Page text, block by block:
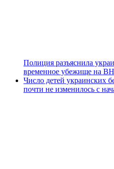
Полиция разъяснила
временное убежище на
Число детей украинских
почти не изменилось с